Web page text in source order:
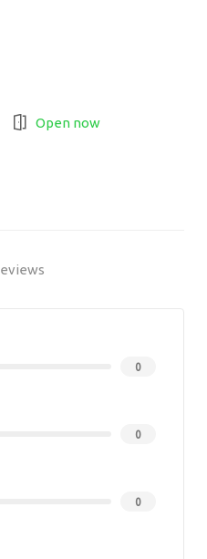
Open now
0
0
0